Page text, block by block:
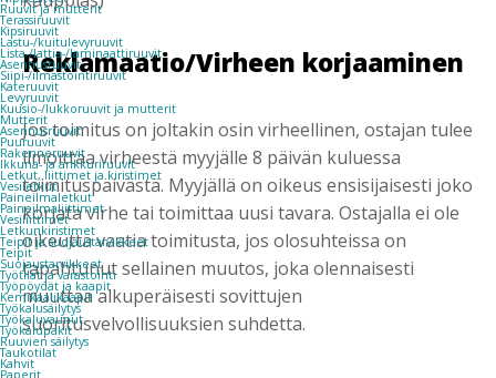
Ruuvit ja mutterit
Terassiruuvit
Kipsiruuvit
Lastu-/kuitulevyruuvit
Lista-/lattia-/laminaattiruuvit
Asennusruuvit
Siipi-/ilmastointiruuvit
Kateruuvit
Levyruuvit
Kuusio-/lukkoruuvit ja mutterit
Mutterit
Asennusruuvit
Puuruuvit
Rakenneruuvit
Ikkuna- ja ankkuriruuvit
Letkut, liittimet ja kiristimet
Vesiletkut
Paineilmaletkut
Paineilmaliittimet
Vesiliittimet
Letkunkiristimet
Teipit ja suojaustarvikkeet
Teipit
Suojaustarvikkeet
Työtilat ja varastointi
Työpöydät ja kaapit
Kemikaalikaapit
Työkalusäilytys
Työkaluvaunut
Työkalupakit
Ruuvien säilytys
Taukotilat
Kahvit
Paperit
Reklamaatio/Virheen korjaaminen
Jos toimitus on joltakin osin virheellinen, ostajan tulee
ilmoittaa virheestä myyjälle 8 päivän kuluessa
toimituspäivästä. Myyjällä on oikeus ensisijaisesti joko
korjata virhe tai toimittaa uusi tavara. Ostajalla ei ole
oikeutta vaatia toimitusta, jos olosuhteissa on
tapahtunut sellainen muutos, joka olennaisesti
muuttaa alkuperäisesti sovittujen
suoritusvelvollisuuksien suhdetta.